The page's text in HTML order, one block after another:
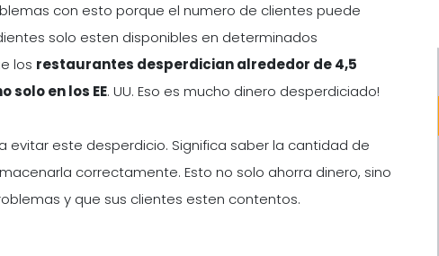
con esto porque el numero de clientes puede
solo esten disponibles en determinados
los restaurantes desperdician alrededor de 4,5
en los EE. UU. Eso es mucho dinero desperdiciado!
evitar este desperdicio. Significa saber la cantidad de
correctamente. Esto no solo ahorra dinero, sino
y que sus clientes esten contentos.